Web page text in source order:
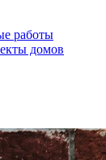
работы
домов